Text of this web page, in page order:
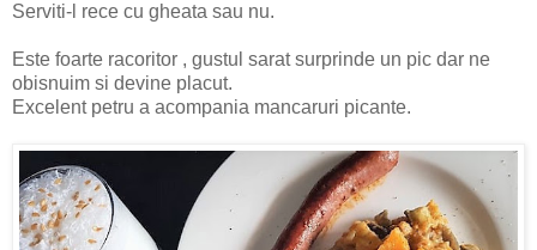
Serviti-l rece cu gheata sau nu.
Este foarte racoritor , gustul sarat surprinde un pic dar ne
obisnuim si devine placut.
Excelent petru a acompania mancaruri picante.